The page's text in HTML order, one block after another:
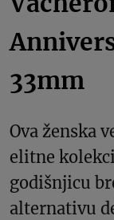
33mm
Ova ženska
elitne
godišnjicu
alternativu